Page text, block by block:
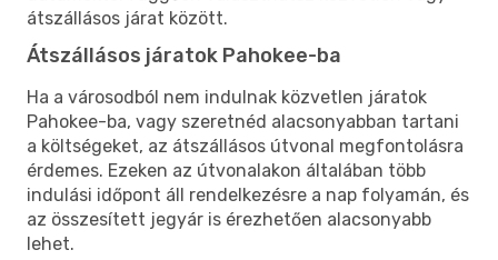
átszállásos járat között.
Átszállásos járatok Pahokee-ba
Ha a városodból nem indulnak közvetlen járatok
Pahokee-ba, vagy szeretnéd alacsonyabban tartani
a költségeket, az átszállásos útvonal megfontolásra
érdemes. Ezeken az útvonalakon általában több
indulási időpont áll rendelkezésre a nap folyamán, és
az összesített jegyár is érezhetően alacsonyabb
lehet.